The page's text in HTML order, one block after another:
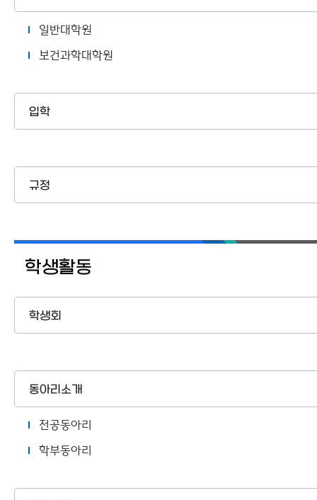
일반대학원
보건과학대학원
입학
규정
학생활동
학생회
동아리소개
전공동아리
학부동아리